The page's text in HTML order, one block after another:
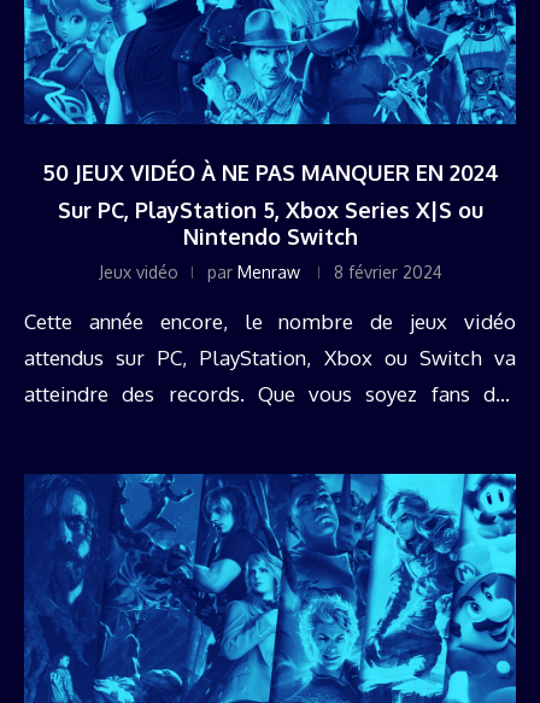
50 JEUX VIDÉO À NE PAS MANQUER EN 2024
Sur PC, PlayStation 5, Xbox Series X|S ou
Nintendo Switch
Jeux vidéo par Menraw 8 février 2024
Cette année encore, le nombre de jeux vidéo
attendus sur PC, PlayStation, Xbox ou Switch va
atteindre des records. Que vous soyez fans des